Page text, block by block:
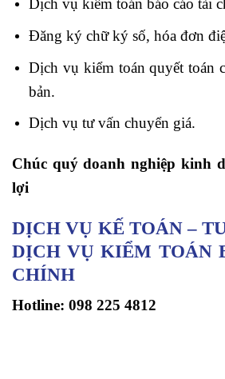
Dịch vụ kiểm toán báo cáo tài
Đăng ký chữ ký số, hóa đơn
Dịch vụ kiểm toán quyết toán
bản.
Dịch vụ tư vấn chuyển giá.
Chúc quý doanh nghiệp kinh
lợi
DỊCH VỤ KẾ TOÁN –
DỊCH VỤ KIỂM TOÁN
CHÍNH
Hotline: 098 225 4812